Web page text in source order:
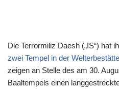
Die Terrormiliz Daesh („IS“) hat
zwei Tempel in der
zeigen an Stelle des am 30.
Baaltempels einen